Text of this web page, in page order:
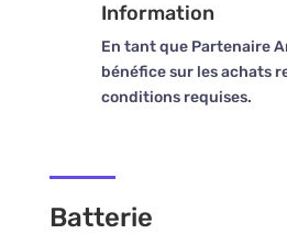
Information
En tant que Partenaire
bénéfice sur les achats
conditions requises.
Batterie